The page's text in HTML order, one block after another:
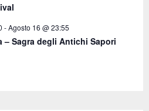
-Agosto 16 @ 23:55
– Sagra degli Antichi Sapori